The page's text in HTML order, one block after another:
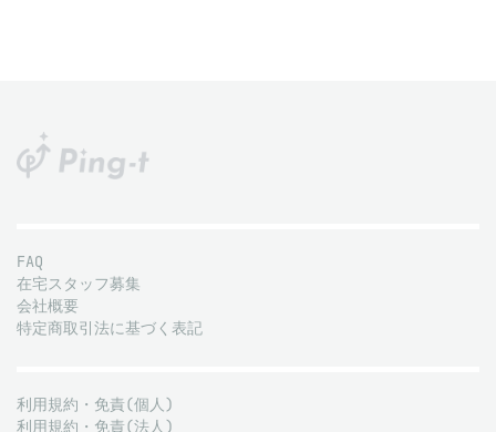
FAQ
在宅スタッフ募集
会社概要
特定商取引法に基づく表記
利用規約・免責(個人)
利用規約・免責(法人)